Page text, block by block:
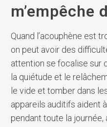
m’empêche
Quand l’acouphène est
on peut avoir des
attention se focalise sur
la quiétude et le
le vide et tomber dans
appareils auditifs aident
pendant toute la